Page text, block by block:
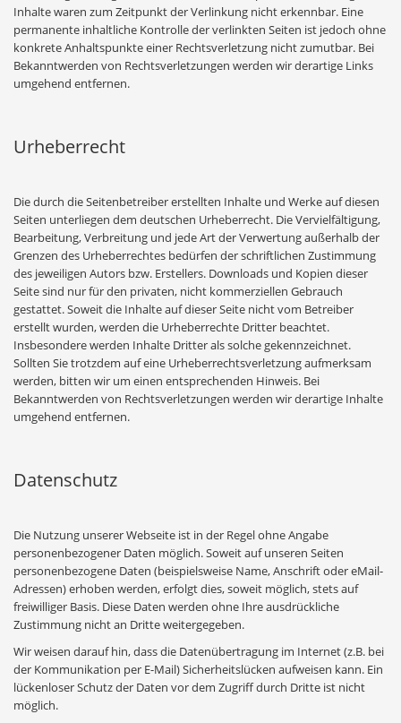
Inhalte waren zum Zeitpunkt der Verlinkung nicht erkennbar. Eine
permanente inhaltliche Kontrolle der verlinkten Seiten ist jedoch ohne
konkrete Anhaltspunkte einer Rechtsverletzung nicht zumutbar. Bei
Bekanntwerden von Rechtsverletzungen werden wir derartige Links
umgehend entfernen.
Urheberrecht
Die durch die Seitenbetreiber erstellten Inhalte und Werke auf diesen
Seiten unterliegen dem deutschen Urheberrecht. Die Vervielfältigung,
Bearbeitung, Verbreitung und jede Art der Verwertung außerhalb der
Grenzen des Urheberrechtes bedürfen der schriftlichen Zustimmung
des jeweiligen Autors bzw. Erstellers. Downloads und Kopien dieser
Seite sind nur für den privaten, nicht kommerziellen Gebrauch
gestattet. Soweit die Inhalte auf dieser Seite nicht vom Betreiber
erstellt wurden, werden die Urheberrechte Dritter beachtet.
Insbesondere werden Inhalte Dritter als solche gekennzeichnet.
Sollten Sie trotzdem auf eine Urheberrechtsverletzung aufmerksam
werden, bitten wir um einen entsprechenden Hinweis. Bei
Bekanntwerden von Rechtsverletzungen werden wir derartige Inhalte
umgehend entfernen.
Datenschutz
Die Nutzung unserer Webseite ist in der Regel ohne Angabe
personenbezogener Daten möglich. Soweit auf unseren Seiten
personenbezogene Daten (beispielsweise Name, Anschrift oder eMail-
Adressen) erhoben werden, erfolgt dies, soweit möglich, stets auf
freiwilliger Basis. Diese Daten werden ohne Ihre ausdrückliche
Zustimmung nicht an Dritte weitergegeben.
Wir weisen darauf hin, dass die Datenübertragung im Internet (z.B. bei
der Kommunikation per E-Mail) Sicherheitslücken aufweisen kann. Ein
lückenloser Schutz der Daten vor dem Zugriff durch Dritte ist nicht
möglich.